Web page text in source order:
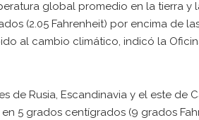
global promedio en la tierra y
(2.05 Fahrenheit) por encima de
al cambio climático, indicó la
de Rusia, Escandinavia y el este de
5 grados centígrados (9 grados